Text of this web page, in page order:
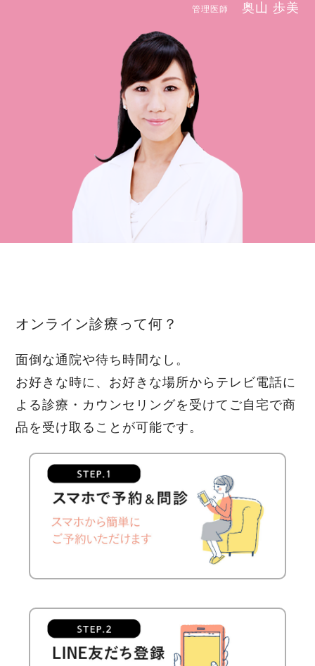
管理医師 奥山 歩美
オンライン診療って何？
面倒な通院や待ち時間なし。
お好きな時に、お好きな場所からテレビ電話に
よる診療・カウンセリングを受けてご自宅で商
品を受け取ることが可能です。